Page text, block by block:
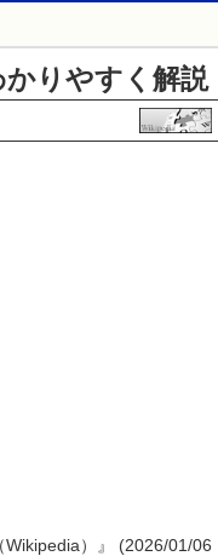
りやすく解説
）』 (2026/01/06